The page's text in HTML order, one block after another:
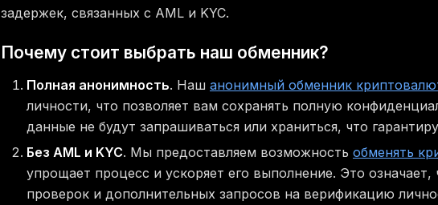
задержек, связанных с AML и KYC.
Почему стоит выбрать наш обменник?
Полная анонимность. Наш анонимный обменник
личности, что позволяет вам сохранять полную
данные не будут запрашиваться или храниться, что
Без AML и KYC. Мы предоставляем возможность обменять
упрощает процесс и ускоряет его выполнение. Это
проверок и дополнительных запросов на верификацию